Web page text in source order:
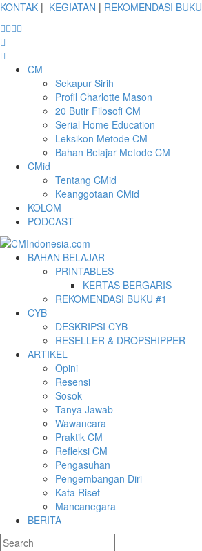
KONTAK | KEGIATAN | REKOMENDASI BUKU
CM
Sekapur Sirih
Profil Charlotte Mason
20 Butir Filosofi CM
Serial Home Education
Leksikon Metode CM
Bahan Belajar Metode CM
CMid
Tentang CMid
Keanggotaan CMid
KOLOM
PODCAST
BAHAN BELAJAR
PRINTABLES
KERTAS BERGARIS
REKOMENDASI BUKU #1
CYB
DESKRIPSI CYB
RESELLER & DROPSHIPPER
ARTIKEL
Opini
Resensi
Sosok
Tanya Jawab
Wawancara
Praktik CM
Refleksi CM
Pengasuhan
Pengembangan Diri
Kata Riset
Mancanegara
BERITA